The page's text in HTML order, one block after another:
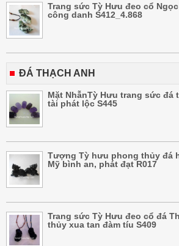
Trang sức Tỳ Hưu đeo cổ
công danh S412_4.868
ĐÁ THẠCH ANH
Mặt NhẫnTỳ Hưu trang sức đá
tài phát lộc S445
Tượng Tỳ hưu phong thủy đá
Mỹ bình an, phát đạt R017
Trang sức Tỳ Hưu đeo cổ đá
thủy xua tan đàm tíu S409